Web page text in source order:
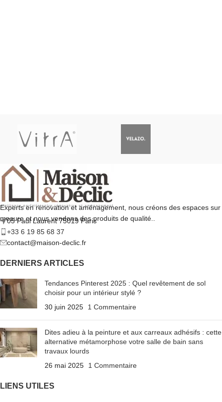
Experts en rénovation et aménagement, nous créons des espaces sur
mesure et nous vendons des produits de qualité..
05 Paul Laurent 75019 Paris
+33 6 19 85 68 37
contact@maison-declic.fr
DERNIERS ARTICLES
Tendances Pinterest 2025 : Quel revêtement de sol
choisir pour un intérieur stylé ?
30 juin 2025
1 Commentaire
Dites adieu à la peinture et aux carreaux adhésifs : cette
alternative métamorphose votre salle de bain sans
travaux lourds
26 mai 2025
1 Commentaire
LIENS UTILES